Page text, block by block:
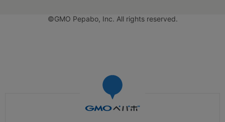
©GMO Pepabo, Inc. All rights reserved.